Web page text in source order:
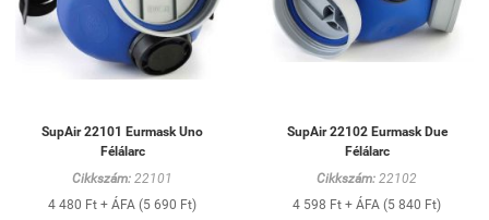
SupAir 22101 Eurmask Uno
Félálarc
Cikkszám: 22101
4 480 Ft + ÁFA (5 690 Ft)
SupAir 22102 Eurmask Due
Félálarc
Cikkszám: 22102
4 598 Ft + ÁFA (5 840 Ft)